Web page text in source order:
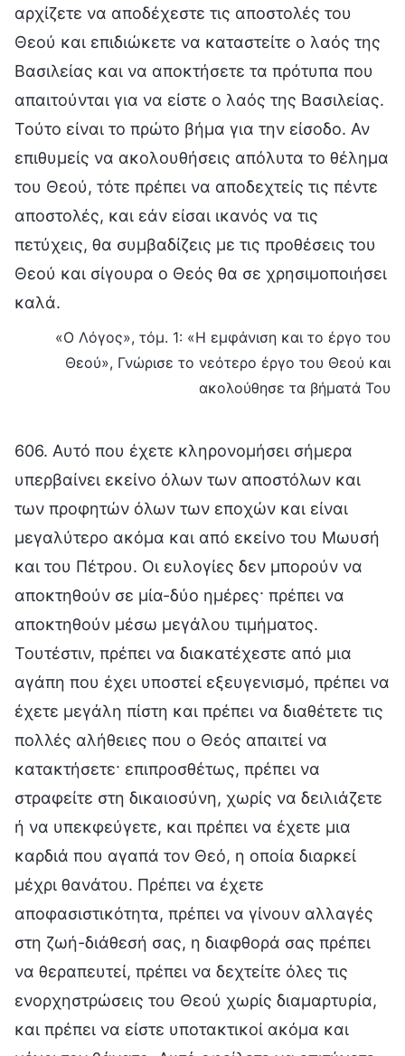
αρχίζετε να αποδέχεστε τις αποστολές του
Θεού και επιδιώκετε να καταστείτε ο λαός της
Βασιλείας και να αποκτήσετε τα πρότυπα που
απαιτούνται για να είστε ο λαός της Βασιλείας.
Τούτο είναι το πρώτο βήμα για την είσοδο. Αν
επιθυμείς να ακολουθήσεις απόλυτα το θέλημα
του Θεού, τότε πρέπει να αποδεχτείς τις πέντε
αποστολές, και εάν είσαι ικανός να τις
πετύχεις, θα συμβαδίζεις με τις προθέσεις του
Θεού και σίγουρα ο Θεός θα σε χρησιμοποιήσει
καλά.
«Ο Λόγος», τόμ. 1: «Η εμφάνιση και το έργο του
Θεού», Γνώρισε το νεότερο έργο του Θεού και
ακολούθησε τα βήματά Του
606. Αυτό που έχετε κληρονομήσει σήμερα
υπερβαίνει εκείνο όλων των αποστόλων και
των προφητών όλων των εποχών και είναι
μεγαλύτερο ακόμα και από εκείνο του Μωυσή
και του Πέτρου. Οι ευλογίες δεν μπορούν να
αποκτηθούν σε μία-δύο ημέρες· πρέπει να
αποκτηθούν μέσω μεγάλου τιμήματος.
Τουτέστιν, πρέπει να διακατέχεστε από μια
αγάπη που έχει υποστεί εξευγενισμό, πρέπει να
έχετε μεγάλη πίστη και πρέπει να διαθέτετε τις
πολλές αλήθειες που ο Θεός απαιτεί να
κατακτήσετε· επιπροσθέτως, πρέπει να
στραφείτε στη δικαιοσύνη, χωρίς να δειλιάζετε
ή να υπεκφεύγετε, και πρέπει να έχετε μια
καρδιά που αγαπά τον Θεό, η οποία διαρκεί
μέχρι θανάτου. Πρέπει να έχετε
αποφασιστικότητα, πρέπει να γίνουν αλλαγές
στη ζωή-διάθεσή σας, η διαφθορά σας πρέπει
να θεραπευτεί, πρέπει να δεχτείτε όλες τις
ενορχηστρώσεις του Θεού χωρίς διαμαρτυρία,
και πρέπει να είστε υποτακτικοί ακόμα και